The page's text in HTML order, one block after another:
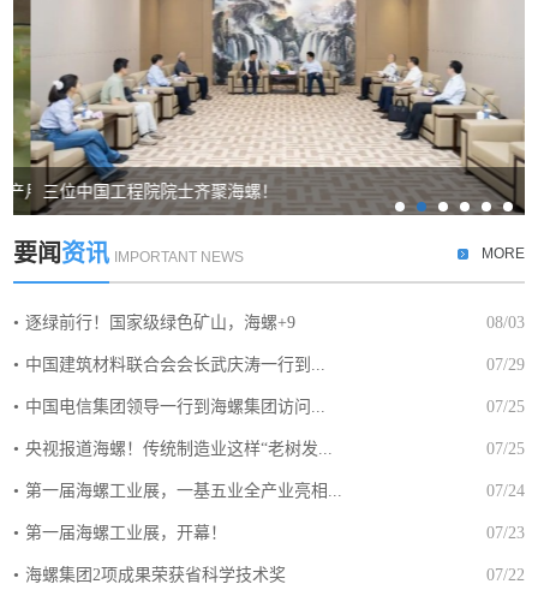
月” 工作
三位中国工程院院士齐聚海螺！
要闻资讯 IMPORTANT NEWS MORE
逐绿前行！国家级绿色矿山，海螺+9 08/03
中国建筑材料联合会会长武庆涛一行到... 07/29
中国电信集团领导一行到海螺集团访问... 07/25
央视报道海螺！传统制造业这样“老树发... 07/25
第一届海螺工业展，一基五业全产业亮相... 07/24
第一届海螺工业展，开幕！ 07/23
海螺集团2项成果荣获省科学技术奖 07/22